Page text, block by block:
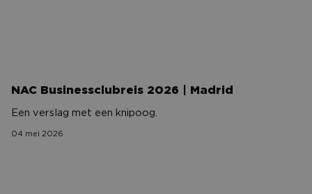
NAC Businessclubreis 2026 | Madrid
Een verslag met een knipoog.
04 mei 2026